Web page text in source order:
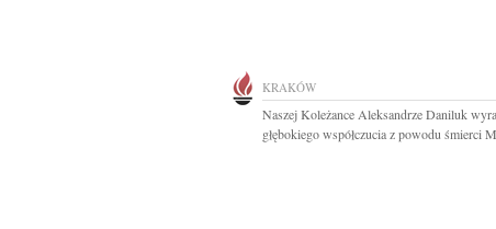
KRAKÓW
Naszej Koleżance Aleksandrze Daniluk
głębokiego współczucia z powodu śmierci